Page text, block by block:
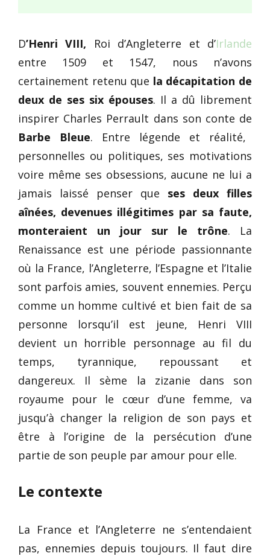
D’Henri VIII, Roi d’Angleterre et d’Irlande
entre 1509 et 1547, nous n’avons
certainement retenu que la décapitation de
deux de ses six épouses. Il a dû librement
inspirer Charles Perrault dans son conte de
Barbe Bleue. Entre légende et réalité,
personnelles ou politiques, ses motivations
voire même ses obsessions, aucune ne lui a
jamais laissé penser que ses deux filles
aînées, devenues illégitimes par sa faute,
monteraient un jour sur le trône. La
Renaissance est une période passionnante
où la France, l’Angleterre, l’Espagne et l’Italie
sont parfois amies, souvent ennemies. Perçu
comme un homme cultivé et bien fait de sa
personne lorsqu’il est jeune, Henri VIII
devient un horrible personnage au fil du
temps, tyrannique, repoussant et
dangereux. Il sème la zizanie dans son
royaume pour le cœur d’une femme, va
jusqu’à changer la religion de son pays et
être à l’origine de la persécution d’une
partie de son peuple par amour pour elle.
Le contexte
La France et l’Angleterre ne s’entendaient
pas, ennemies depuis toujours. Il faut dire